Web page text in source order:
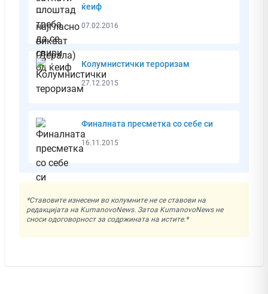
ќеиф
07.02.2016
Колумнистички тероризам
27.12.2015
Финалната пресметка со себе си
16.11.2015
*Ставовите изнесени во колумните не се ставови на
редакцијата на KumanovoNews. Затоа KumanovoNews не
сноси одоговорност за содржината на истите.*